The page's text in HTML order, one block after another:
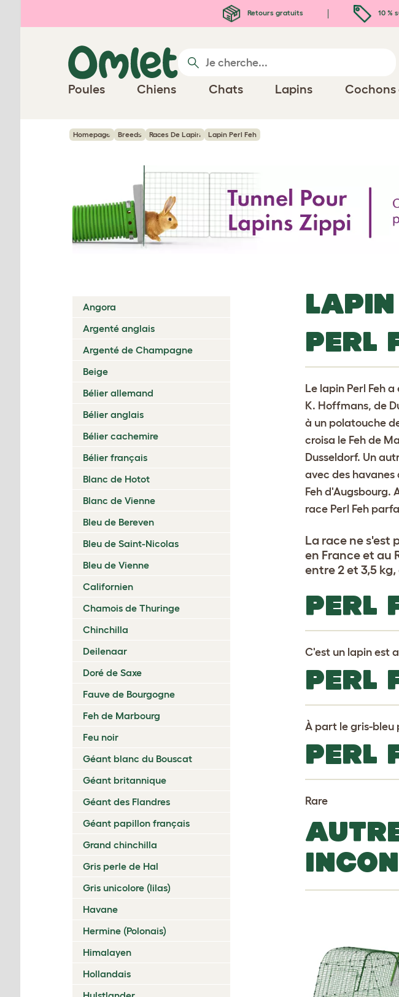
Retours gratuits 10 %
Poules Chiens Chats Lapins Cochons
Homepage Breeds Races De Lapin Lapin Perl Feh
Angora
Argenté anglais
Argenté de Champagne
Beige
Bélier allemand
Bélier anglais
Bélier cachemire
Bélier français
Blanc de Hotot
Blanc de Vienne
Bleu de Bereven
Bleu de Saint-Nicolas
Bleu de Vienne
Californien
Chamois de Thuringe
Chinchilla
Deilenaar
Doré de Saxe
Fauve de Bourgogne
Feh de Marbourg
Feu noir
Géant blanc du Bouscat
Géant britannique
Géant des Flandres
Géant papillon français
Grand chinchilla
Gris perle de Hal
Gris unicolore (lilas)
Havane
Hermine (Polonais)
Himalayen
Hollandais
LAPIN
PERL
Le lapin Perl Feh
K. Hoffmans, de
à un polatouche
croisa le Feh de
Dusseldorf. Un
avec des
Feh d'Augsbourg.
race Perl Feh
La race ne s'est
en France et au
entre 2 et 3,5
PERL
C'est un lapin est
PERL
À part le gris-bleu
PERL
Rare